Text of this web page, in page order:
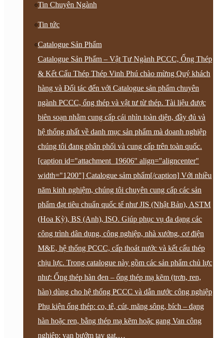
Tin Chuyên Ngành
Tin tức
Catalogue Sản Phẩm
Catalogue Sản Phẩm – Vật Tư Ngành PCCC, Ống Thép
& Kết Cấu Thép Thép Vinh Phú chào mừng Quý khách
hàng và Đối tác đến với Catalogue sản phẩm chuyên
ngành PCCC, ống thép và vật tư từ thép. Tài liệu được
biên soạn nhằm cung cấp cái nhìn toàn diện, đầy đủ và
hệ thống nhất về danh mục sản phẩm mà doanh nghiệp
chúng tôi đang phân phối và cung cấp trên toàn quốc.
[caption id="attachment_19606" align="aligncenter"
width="1200"] Catalogue sảm phẩm[/caption] Với nhiều
năm kinh nghiệm, chúng tôi chuyên cung cấp các sản
phẩm đạt tiêu chuẩn quốc tế như JIS (Nhật Bản), ASTM
(Hoa Kỳ), BS (Anh), ISO. Giúp phục vụ đa dạng các
công trình dân dụng, công nghiệp, nhà xưởng, cơ điện
M&E, hệ thống PCCC, cấp thoát nước và kết cấu thép
chịu lực. Trong catalogue này gồm các sản phẩm chủ lực
như: Ống thép hàn đen – ống thép mạ kẽm (trơn, ren,
hàn) dùng cho hệ thống PCCC và dẫn nước công nghiệp
Phụ kiện ống thép: co, tê, cút, măng sông, bích – dạng
hàn hoặc ren, bằng thép mạ kẽm hoặc gang Van công
nghiệp: van bướm tay gạt,…